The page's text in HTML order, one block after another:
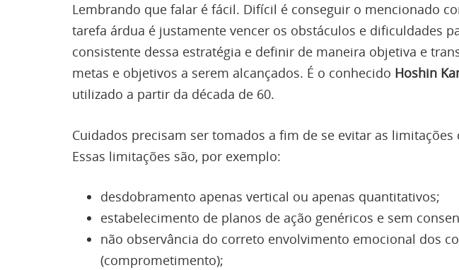
Lembrando que falar é fácil. Difícil é conseguir o mencionado
tarefa árdua é justamente vencer os obstáculos e dificuldades
consistente dessa estratégia e definir de maneira objetiva e
metas e objetivos a serem alcançados. É o conhecido Hoshin
utilizado a partir da década de 60.
Cuidados precisam ser tomados a fim de se evitar as
Essas limitações são, por exemplo:
desdobramento apenas vertical ou apenas quantitativos;
estabelecimento de planos de ação genéricos e sem
não observância do correto envolvimento emocional dos
(comprometimento);